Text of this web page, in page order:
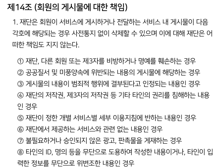
제14조 (회원의 게시물에 대한 책임)
1. 재단은 회원이 서비스에 게시하거나 전달하는 서비스 내 게시물이 다음
각호에 해당되는 경우 사전통지 없이 삭제할 수 있으며 이에 대해 재단은 어
떠한 책임도 지지 않는다.
① 재단, 다른 회원 또는 제3자를 비방하거나 명예를 훼손하는 경우
② 공공질서 및 미풍양속에 위반되는 내용의 게시물에 해당하는 경우
③ 게시물의 내용이 범죄적 행위에 결부된다고 인정되는 내용인 경우
④ 재단의 저작권, 제3자의 저작권 등 기타 타인의 권리를 침해하는 내용
인 경우
⑤ 재단이 정한 개별 서비스별 세부 이용지침에 반하는 내용인 경우
⑥ 재단에서 제공하는 서비스와 관련 없는 내용인 경우
⑦ 불필요하거나 승인되지 않은 광고, 판촉물을 게재하는 경우
⑧ 타인의 ID, 명의 등을 무단으로 도용하여 작성한 내용이거나, 타인이 입
력한 정보를 무단으로 위변조한 내용인 경우